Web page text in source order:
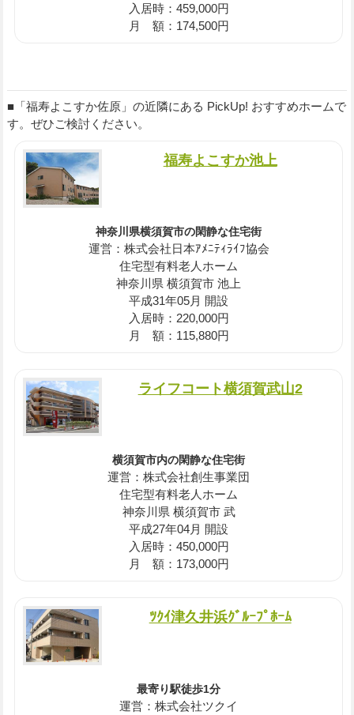
入居時：459,000円
月 額：174,500円
■「福寿よこすか佐原」の近隣にある PickUp! おすすめホームで
す。ぜひご検討ください。
福寿よこすか池上
神奈川県横須賀市の閑静な住宅街
運営：株式会社日本ｱﾒﾆﾃｨﾗｲﾌ協会
住宅型有料老人ホーム
神奈川県 横須賀市 池上
平成31年05月 開設
入居時：220,000円
月 額：115,880円
ライフコート横須賀武山2
横須賀市内の閑静な住宅街
運営：株式会社創生事業団
住宅型有料老人ホーム
神奈川県 横須賀市 武
平成27年04月 開設
入居時：450,000円
月 額：173,000円
ﾂｸｲ津久井浜ｸﾞﾙｰﾌﾟﾎｰﾑ
最寄り駅徒歩1分
運営：株式会社ツクイ